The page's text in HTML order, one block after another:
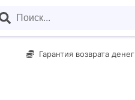
Гарантия возврата денег